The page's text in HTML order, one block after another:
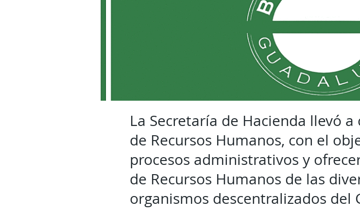
La Secretaría de Hacienda llevó
de Recursos Humanos, con el
procesos administrativos y
de Recursos Humanos de las
organismos descentralizados del